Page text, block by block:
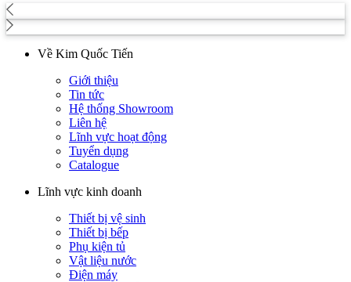
Về Kim Quốc Tiến
Giới thiệu
Tin tức
Hệ thống Showroom
Liên hệ
Lĩnh vực hoạt động
Tuyển dụng
Catalogue
Lĩnh vực kinh doanh
Thiết bị vệ sinh
Thiết bị bếp
Phụ kiện tủ
Vật liệu nước
Điện máy